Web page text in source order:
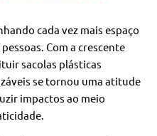
cada vez mais espaço
Com a crescente
sacolas plásticas
se tornou uma atitude
impactos ao meio